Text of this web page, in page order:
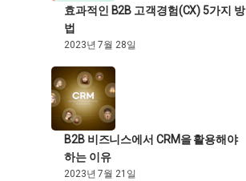
효과적인 B2B 고객경험(CX) 5가지 방
법
2023년 7월 28일
B2B 비즈니스에서 CRM을 활용해야
하는 이유
2023년 7월 21일